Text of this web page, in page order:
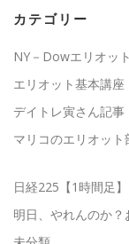
カテゴリー
NY－Dowエリオッ
エリオット基本講座
デイトレ寅さん記事
マリコのエリオット
日経225【1時間足】
明日、やれんのか？